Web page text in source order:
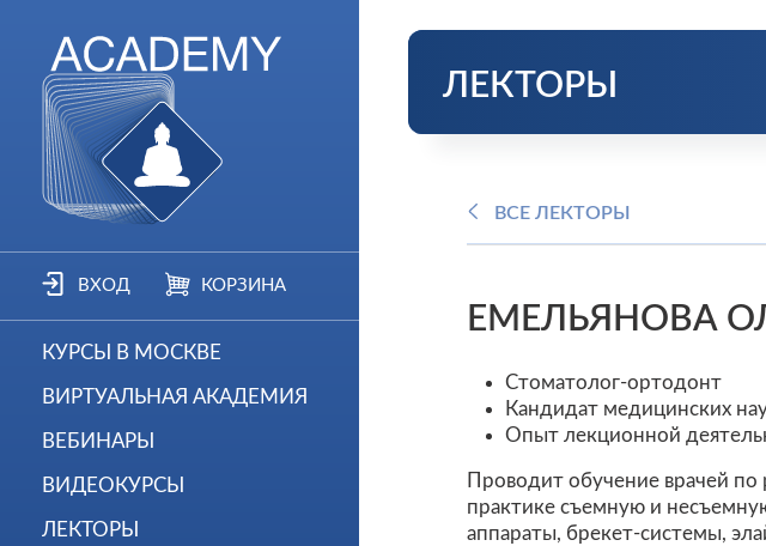
ВХОД КОРЗИНА
КУРСЫ В МОСКВЕ
ВИРТУАЛЬНАЯ АКАДЕМИЯ
ВЕБИНАРЫ
ВИДЕОКУРСЫ
ЛЕКТОРЫ
ЛЕКТОРЫ
ВСЕ ЛЕКТОРЫ
ЕМЕЛЬЯНОВА
Стоматолог-ортодонт
Кандидат медицинских
Опыт лекционной
Проводит обучение врачей по
практике съемную и
аппараты, брекет-системы,